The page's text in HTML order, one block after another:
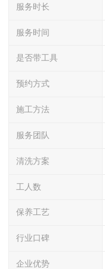
服务时长
服务时间
是否带工具
预约方式
施工方法
服务团队
清洗方案
工人数
保养工艺
行业口碑
企业优势